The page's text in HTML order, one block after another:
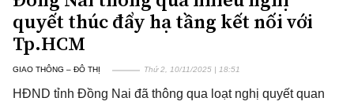
quyết thúc đẩy hạ tầng kết nối với
Tp.HCM
GIAO THÔNG – ĐÔ THỊ Thứ 2, 10/11/2025 | 18:51
HĐND tỉnh Đồng Nai đã thông qua loạt nghị quyết quan